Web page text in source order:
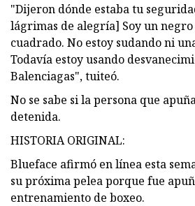
"Dijeron dónde estaba tu
lágrimas de alegría] Soy un
cuadrado. No estoy sudando ni
Todavía estoy usando
Balenciagas", tuiteó.
No se sabe si la persona que
detenida.
HISTORIA ORIGINAL:
Blueface afirmó en línea esta
su próxima pelea porque fue
entrenamiento de boxeo.